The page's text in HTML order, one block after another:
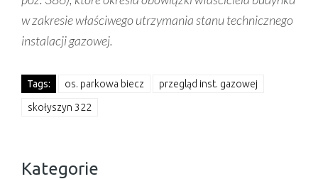
w zakresie właściwego utrzymania stanu technicznego
instalacji gazowej.
Tags: os. parkowa biecz przegląd inst. gazowej
skołyszyn 322
Kategorie